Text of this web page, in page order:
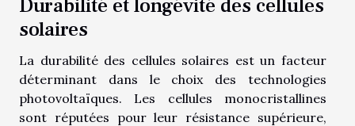
Durabilité et longévité des cellules
solaires
La durabilité des cellules solaires est un facteur
déterminant dans le choix des technologies
photovoltaïques. Les cellules monocristallines
sont réputées pour leur résistance supérieure,